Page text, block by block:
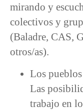
mirando y
colectivos y
(Baladre, CAS,
otros/as).
Los
Las
trabajo en